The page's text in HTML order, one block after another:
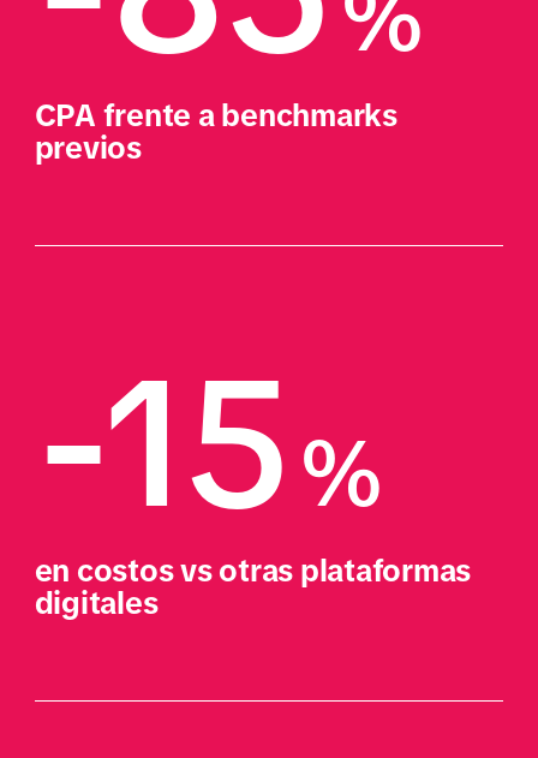
CPA frente a benchmarks
previos
-15 %
en costos vs otras plataformas
digitales